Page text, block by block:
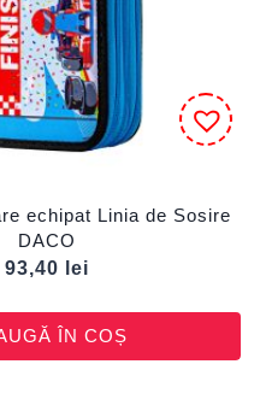
echipat Linia de Sosire
DACO
93,40
lei
ÎN COȘ